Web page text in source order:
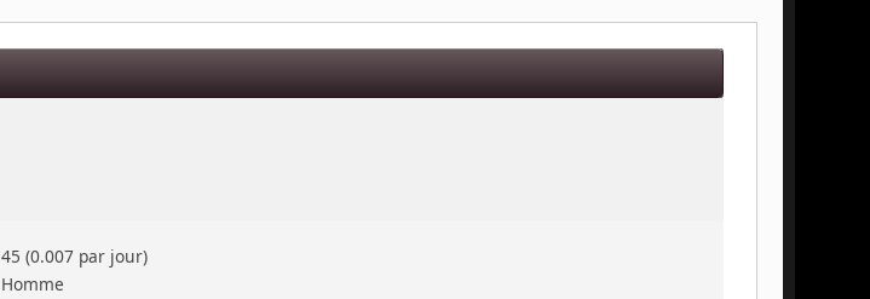
45 (0.007 par jour)
Homme